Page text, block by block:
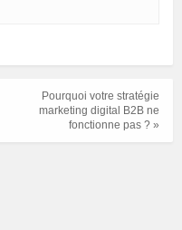
Pourquoi votre stratégie
marketing digital B2B ne
fonctionne pas ? »